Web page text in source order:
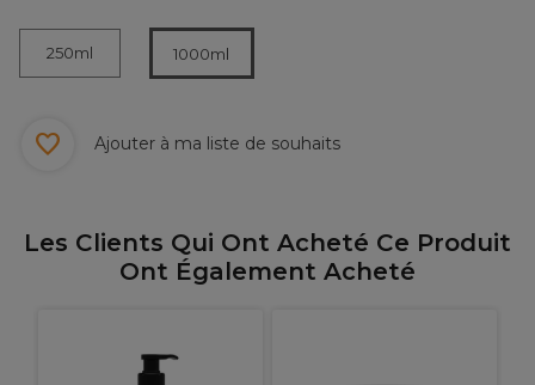
250ml 1000ml
Ajouter à ma liste de souhaits
Les Clients Qui Ont Acheté Ce Produit
Ont Également Acheté